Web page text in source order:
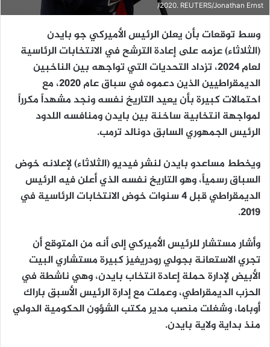
2020. REUTERS/Jonathan Ernst/
وسط توقعات بأن يعلن الرئيس الأميركي جو بايدن
(الثلاثاء) عزمه على إعادة الترشح في الانتخابات الرئاسية
لعام 2024، تزداد التحديات التي تواجهه بين الناخبين
الديمقراطيين الذين دعموه في سباق عام 2020، مع
احتمالات كبيرة بأن يعيد التاريخ نفسه ونجد مشهداً مكرراً
لمواجهة انتخابية ساخنة بين بايدن ومنافسه اللدود
الرئيس الجمهوري السابق دونالد ترمب.
ويخطط مساعدو بايدن لنشر فيديو (الثلاثاء) لإعلانه خوض
السباق رسمياً، وهو التاريخ نفسه الذي أعلن فيه الرئيس
الديمقراطي قبل 4 سنوات خوض الانتخابات الرئاسية في
2019.
وأشار مستشار للرئيس الأميركي إلى أنه من المتوقع أن
تجري الاستعانة بجولي رودريغيز كبيرة مستشاري البيت
الأبيض لإدارة حملة إعادة انتخاب بايدن، وهي ناشطة في
الحزب الديمقراطي، وعملت مع إدارة الرئيس الأسبق باراك
أوباما، وشغلت منصب مدير مكتب الشؤون الحكومية الدولي
منذ بداية ولاية بايدن.